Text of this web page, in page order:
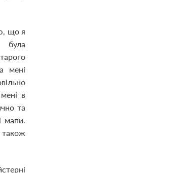
що я
була
мені
в
та
мапи.
також